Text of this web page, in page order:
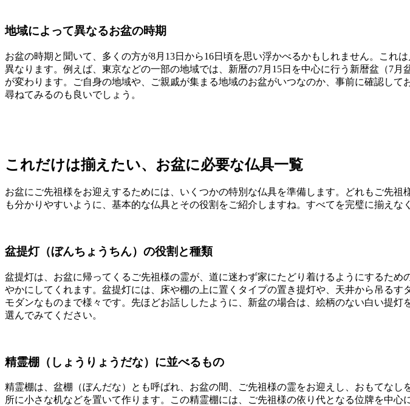
地域によって異なるお盆の時期
お盆の時期と聞いて、多くの方が8月13日から16日頃を思い浮かべるかもしれません。こ
異なります。例えば、東京などの一部の地域では、新暦の7月15日を中心に行う新暦盆（7
が変わります。ご自身の地域や、ご親戚が集まる地域のお盆がいつなのか、事前に確認し
尋ねてみるのも良いでしょう。
これだけは揃えたい、お盆に必要な仏具一覧
お盆にご先祖様をお迎えするためには、いくつかの特別な仏具を準備します。どれもご先
も分かりやすいように、基本的な仏具とその役割をご紹介しますね。すべてを完璧に揃えな
盆提灯（ぼんちょうちん）の役割と種類
盆提灯は、お盆に帰ってくるご先祖様の霊が、道に迷わず家にたどり着けるようにするた
やかにしてくれます。盆提灯には、床や棚の上に置くタイプの置き提灯や、天井から吊る
モダンなものまで様々です。先ほどお話ししたように、新盆の場合は、絵柄のない白い提
選んでみてください。
精霊棚（しょうりょうだな）に並べるもの
精霊棚は、盆棚（ぼんだな）とも呼ばれ、お盆の間、ご先祖様の霊をお迎えし、おもてな
所に小さな机などを置いて作ります。この精霊棚には、ご先祖様の依り代となる位牌を中